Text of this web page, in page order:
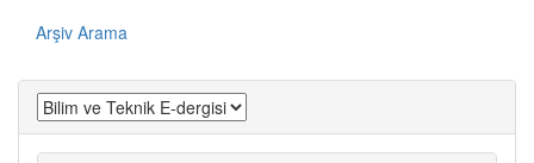
Arşiv Arama